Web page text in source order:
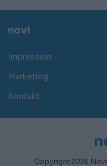
novi
Impressum
Marketing
Kontakt
Copyright 2026